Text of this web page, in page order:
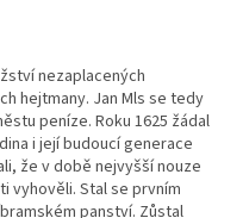
nezaplacených
hejtmany. Jan Mls se tedy
peníze. Roku 1625 žádal
i její budoucí generace
že v době nejvyšší nouze
vyhověli. Stal se prvním
panství. Zůstal